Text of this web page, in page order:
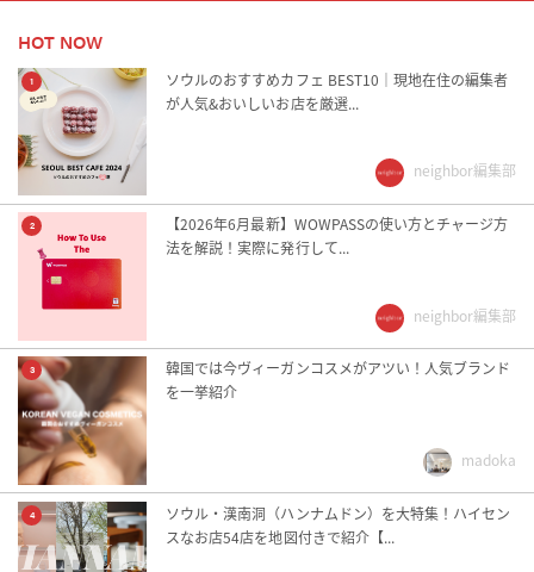
HOT NOW
1
ソウルのおすすめカフェ BEST10｜現地在住の編集者
が人気&おいしいお店を厳選...
neighbor編集部
2
【2026年6月最新】WOWPASSの使い方とチャージ方
法を解説！実際に発行して...
neighbor編集部
3
韓国では今ヴィーガンコスメがアツい！人気ブランド
を一挙紹介
madoka
4
ソウル・漢南洞（ハンナムドン）を大特集！ハイセン
スなお店54店を地図付きで紹介【...